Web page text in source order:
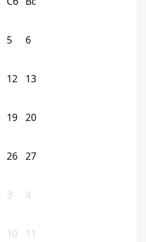
5 6
12 13
19 20
26 27
3 4
10 11